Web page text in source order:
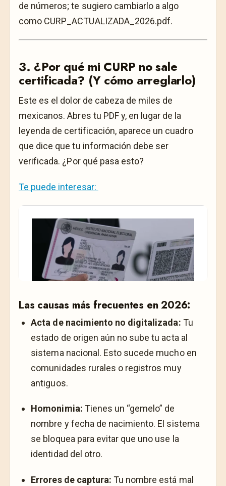
de números; te sugiero cambiarlo a algo
como CURP_ACTUALIZADA_2026.pdf.
3. ¿Por qué mi CURP no sale
certificada? (Y cómo arreglarlo)
Este es el dolor de cabeza de miles de
mexicanos. Abres tu PDF y, en lugar de la
leyenda de certificación, aparece un cuadro
que dice que tu información debe ser
verificada. ¿Por qué pasa esto?
Te puede interesar:
Las causas más frecuentes en 2026:
Acta de nacimiento no digitalizada: Tu
estado de origen aún no sube tu acta al
sistema nacional. Esto sucede mucho en
comunidades rurales o registros muy
antiguos.
Homonimia: Tienes un “gemelo” de
nombre y fecha de nacimiento. El sistema
se bloquea para evitar que uno use la
identidad del otro.
Errores de captura: Tu nombre está mal